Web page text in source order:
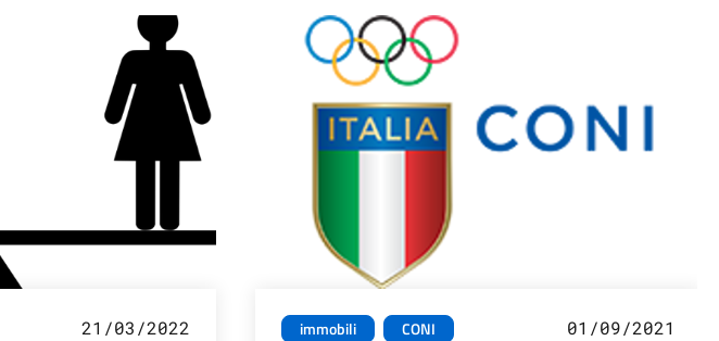
21/03/2022 immobili CONI 01/09/2021